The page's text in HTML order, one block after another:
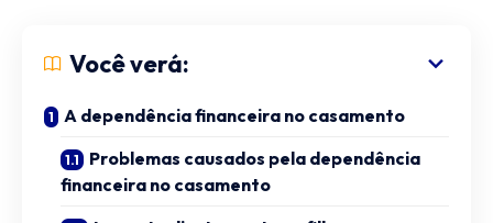
Você verá:
A dependência financeira no casamento
Problemas causados pela dependência
financeira no casamento